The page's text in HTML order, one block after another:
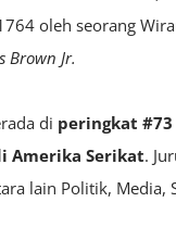
oleh seorang
Brown Jr.
di peringkat
Amerika Serikat.
lain Politik, Media,